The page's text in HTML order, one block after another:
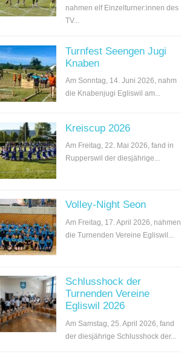
nahmen elf Einzelturner:innen des
TV...
Turnfest Seengen Jugi
Knaben
Am Sonntag, 14. Juni 2026, nahm
die Knabenjugi Egliswil am...
Kreiscup 2026
Am Freitag, 22. Mai 2026, fand in
Rupperswil der diesjährige...
Volley-Night Seon
Am Freitag, 17. April 2026, nahmen
die Turnenden Vereine Egliswil...
Schlusshock der
Turnenden Vereine
Egliswil 2026
Am Samstag, 25. April 2026, fand
der diesjährige Schlusshock der...